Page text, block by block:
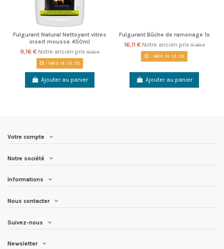
Fulgurant Natural Nettoyant vitres
insert mousse 450ml
9,16 € Notre ancien prix 10,18 €
146d. 14:13:55
Ajouter au panier
Fulgurant Bûche de ramonage 1x
16,11 € Notre ancien prix17,90 €
146d. 14:13:55
Ajouter au panier
Votre compte
Notre société
Informations
Nous contacter
Suivez-nous
Newsletter